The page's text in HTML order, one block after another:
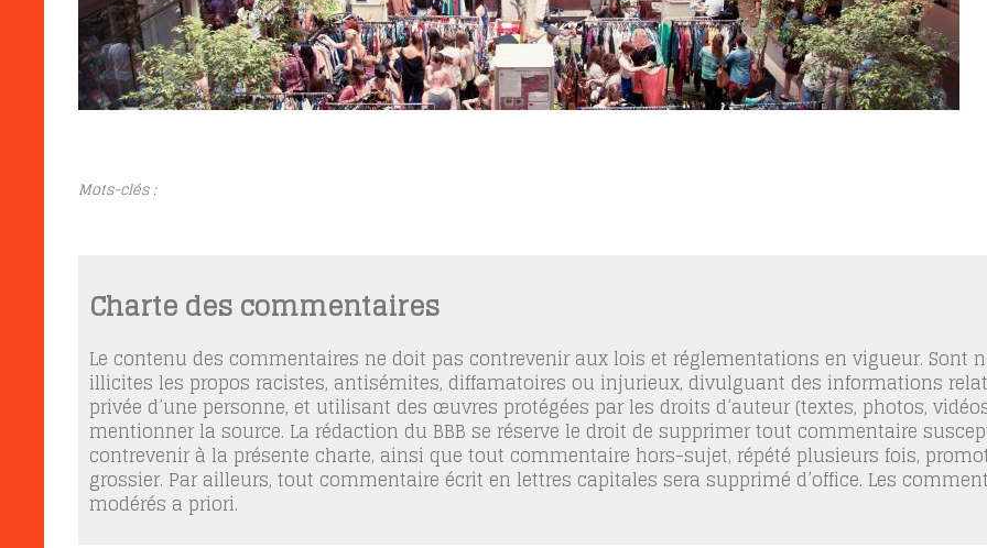
Mots-clés :
Charte des commentaires
Le contenu des commentaires ne doit pas contrevenir aux lois et réglementations en vigueur. Sont
illicites les propos racistes, antisémites, diffamatoires ou injurieux, divulguant des informations
privée d’une personne, et utilisant des œuvres protégées par les droits d’auteur (textes, photos,
mentionner la source. La rédaction du BBB se réserve le droit de supprimer tout commentaire
contrevenir à la présente charte, ainsi que tout commentaire hors-sujet, répété plusieurs fois,
grossier. Par ailleurs, tout commentaire écrit en lettres capitales sera supprimé d’office. Les
modérés a priori.